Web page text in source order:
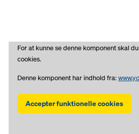
For at kunne se denne komponent skal
cookies.
Denne komponent har indhold fra:
Accepter funktionelle cookies